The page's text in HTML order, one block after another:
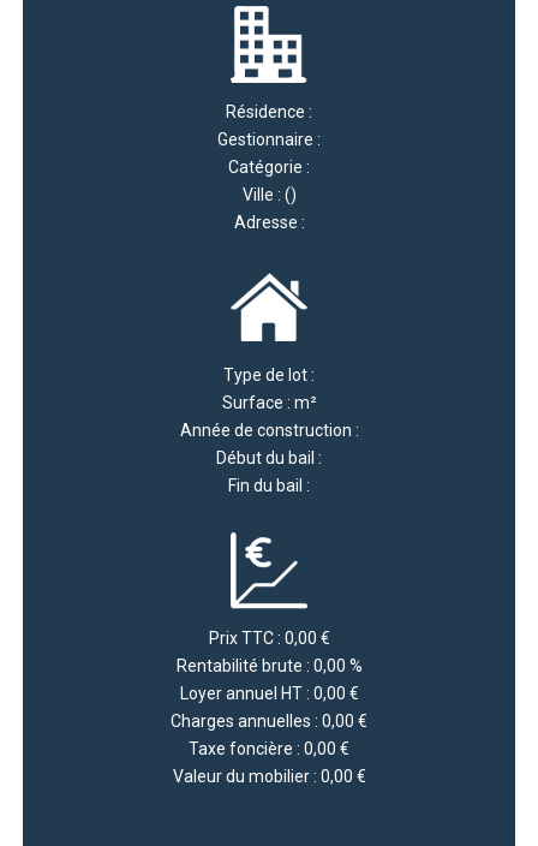
Résidence :
Gestionnaire :
Catégorie :
Ville : ()
Adresse :
Type de lot :
Surface : m²
Année de construction :
Début du bail :
Fin du bail :
Prix TTC : 0,00 €
Rentabilité brute : 0,00 %
Loyer annuel HT : 0,00 €
Charges annuelles : 0,00 €
Taxe foncière : 0,00 €
Valeur du mobilier : 0,00 €